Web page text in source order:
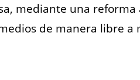
mediante una
de manera libre a